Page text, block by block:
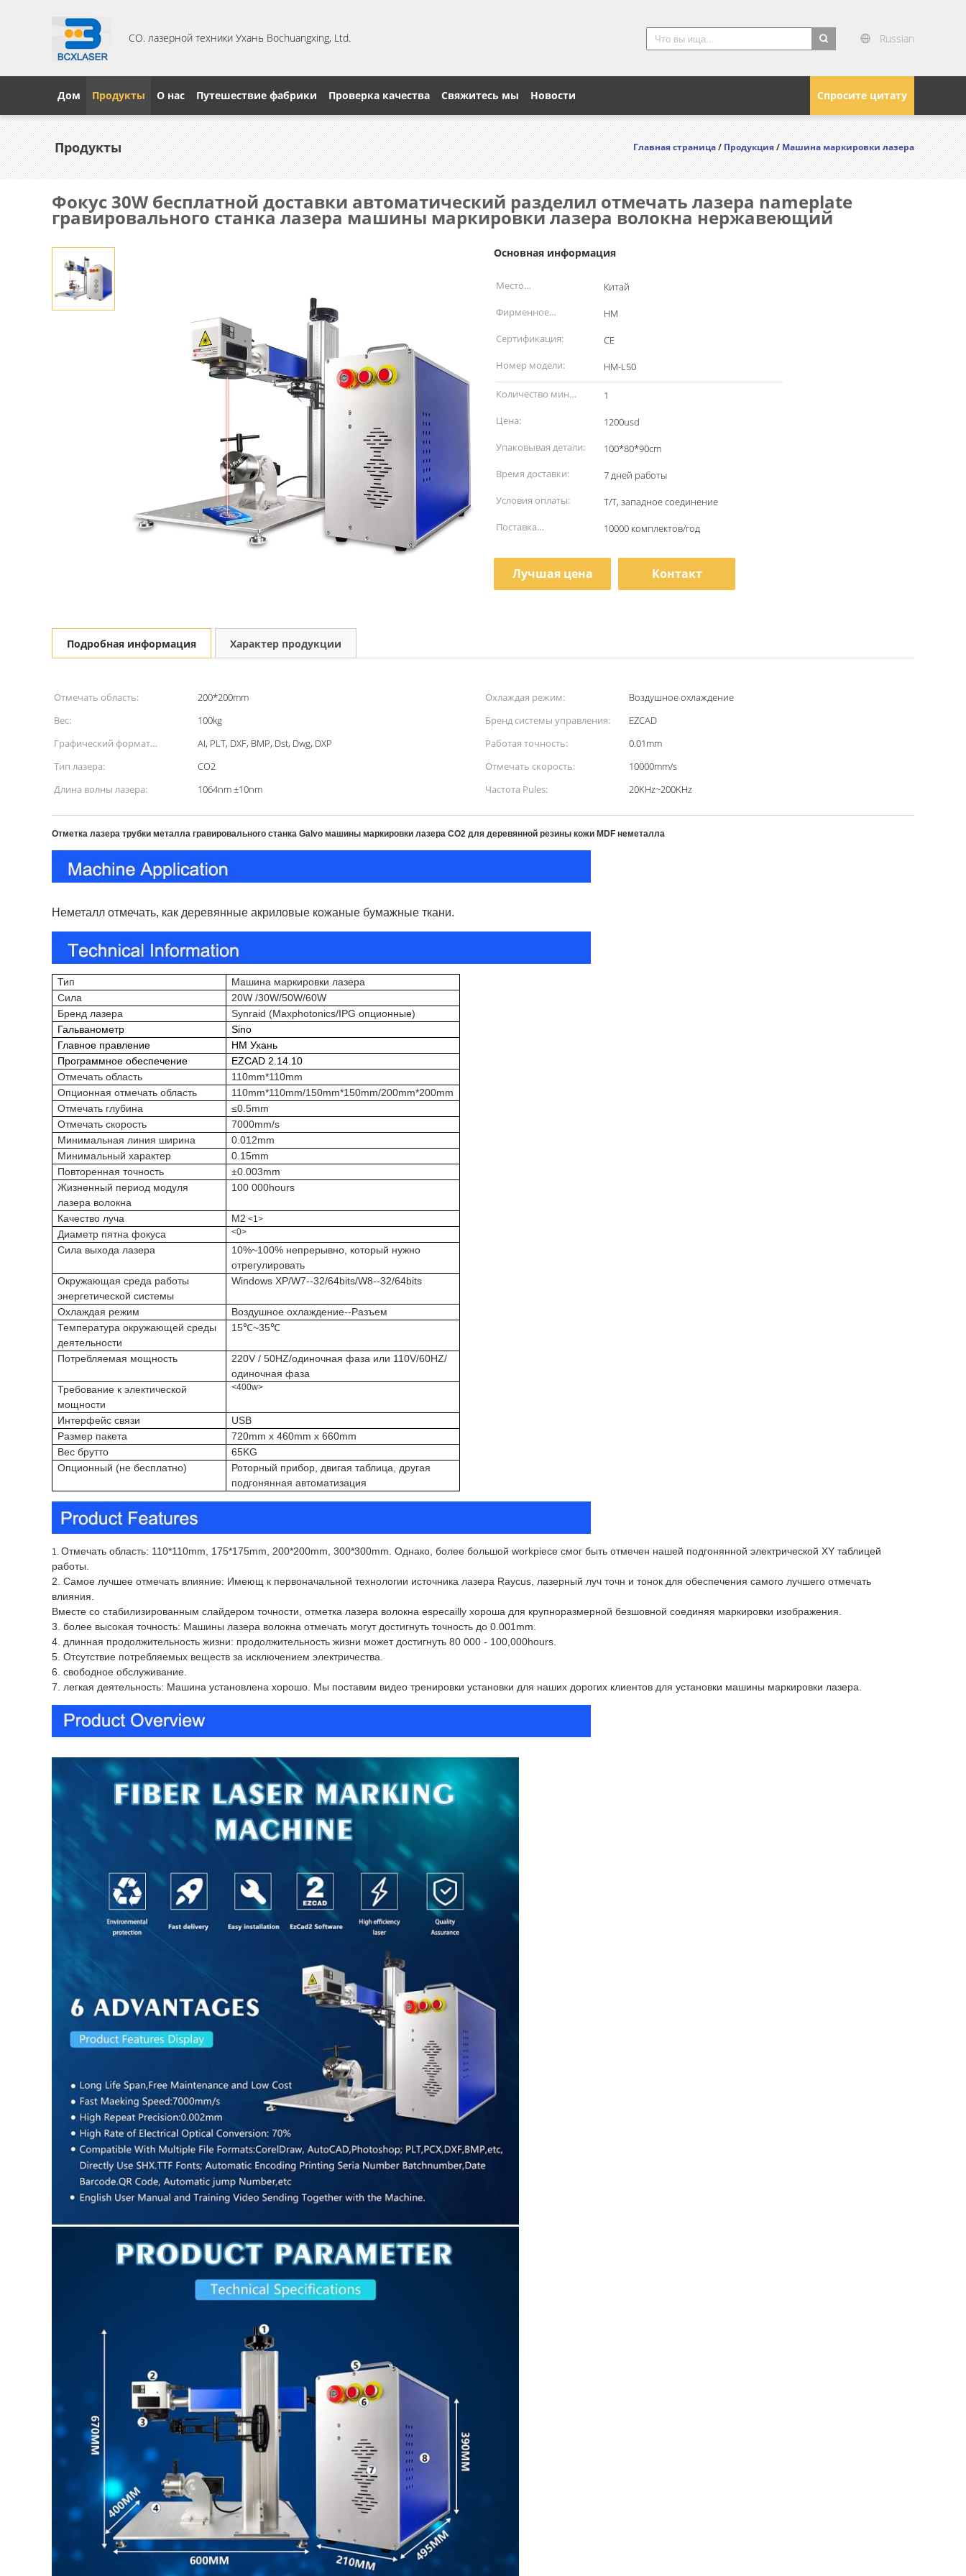
CO. лазерной техники Ухань Bochuangxing, Ltd.
Russian
Спросите цитату
Дом Продукты О нас Путешествие фабрики Проверка качества Свяжитесь мы Новости
Продукты Главная страница/Продукция/Машина маркировки лазера
Фокус 30W бесплатной доставки автоматический разделил отмечать лазера nameplate
гравировального станка лазера машины маркировки лазера волокна нержавеющий
Основная информация
Место
происхождения:
Китай
Фирменное
наименование:
HM
Сертификация:
CE
Номер модели:
HM-L50
Количество мин
заказа:
1
Цена:
1200usd
Упаковывая детали:
100*80*90cm
Время доставки:
7 дней работы
Условия оплаты:
T/T, западное соединение
Поставка
10000 комплектов/год
Лучшая цена Контакт
Подробная информация Характер продукции
Отмечать область: 200*200mm Охлаждая режим:
Воздушное охлаждение
Вес:
100kg Бренд системы управления:
EZCAD
Графический формат
поддержал:
AI, PLT, DXF, BMP, Dst, Dwg, DXP Работая точность:
0.01mm
Тип лазера:
СО2 Отмечать скорость:
10000mm/s
Длина волны лазера:
1064nm ±10nm Частота Pules: 20KHz~200KHz
Отметка лазера трубки металла гравировального станка Galvo машины маркировки лазера СО2 для деревянной резины кожи MDF неметалла
Неметалл отмечать, как деревянные акриловые кожаные бумажные ткани.
Тип
Машина маркировки лазера
Сила
20W /30W/50W/60W
Бренд лазера
Synraid (Maxphotonics/IPG опционные)
Гальванометр
Sino
Главное правление
HM Ухань
Программное обеспечение
EZCAD 2.14.10
Отмечать область
110mm*110mm
Опционная отмечать область
110mm*110mm/150mm*150mm/200mm*200mm
Отмечать глубина
≤0.5mm
Отмечать скорость
7000mm/s
Минимальная линия ширина
0.012mm
Минимальный характер
0.15mm
Повторенная точность
±0.003mm
Жизненный период модуля
лазера волокна
100 000hours
Качество луча M2 <1>
Диаметр пятна фокуса <0>
Сила выхода лазера
10%~100% непрерывно, который нужно
отрегулировать
Окружающая среда работы
энергетической системы
Windows XP/W7--32/64bits/W8--32/64bits
Охлаждая режим
Воздушное охлаждение--Разъем
Температура окружающей среды
деятельности
15℃~35℃
Потребляемая мощность
220V / 50HZ/одиночная фаза или 110V/60HZ/
одиночная фаза
Требование к электической
мощности
<400w>
Интерфейс связи
USB
Размер пакета
720mm x 460mm x 660mm
Вес брутто
65KG
Опционный (не бесплатно)
Роторный прибор, двигая таблица, другая
подгонянная автоматизация
1. Отмечать область: 110*110mm, 175*175mm, 200*200mm, 300*300mm. Однако, более большой workpiece смог быть отмечен нашей подгонянной электрической XY таблицей
работы.
2. Самое лучшее отмечать влияние: Имеющ к первоначальной технологии источника лазера Raycus, лазерный луч точн и тонок для обеспечения самого лучшего отмечать
влияния.
Вместе со стабилизированным слайдером точности, отметка лазера волокна especailly хороша для крупноразмерной безшовной соединяя маркировки изображения.
3. более высокая точность: Машины лазера волокна отмечать могут достигнуть точность до 0.001mm.
4. длинная продолжительность жизни: продолжительность жизни может достигнуть 80 000 - 100,000hours.
5. Отсутствие потребляемых веществ за исключением электричества.
6. свободное обслуживание.
7. легкая деятельность: Машина установлена хорошо. Мы поставим видео тренировки установки для наших дорогих клиентов для установки машины маркировки лазера.